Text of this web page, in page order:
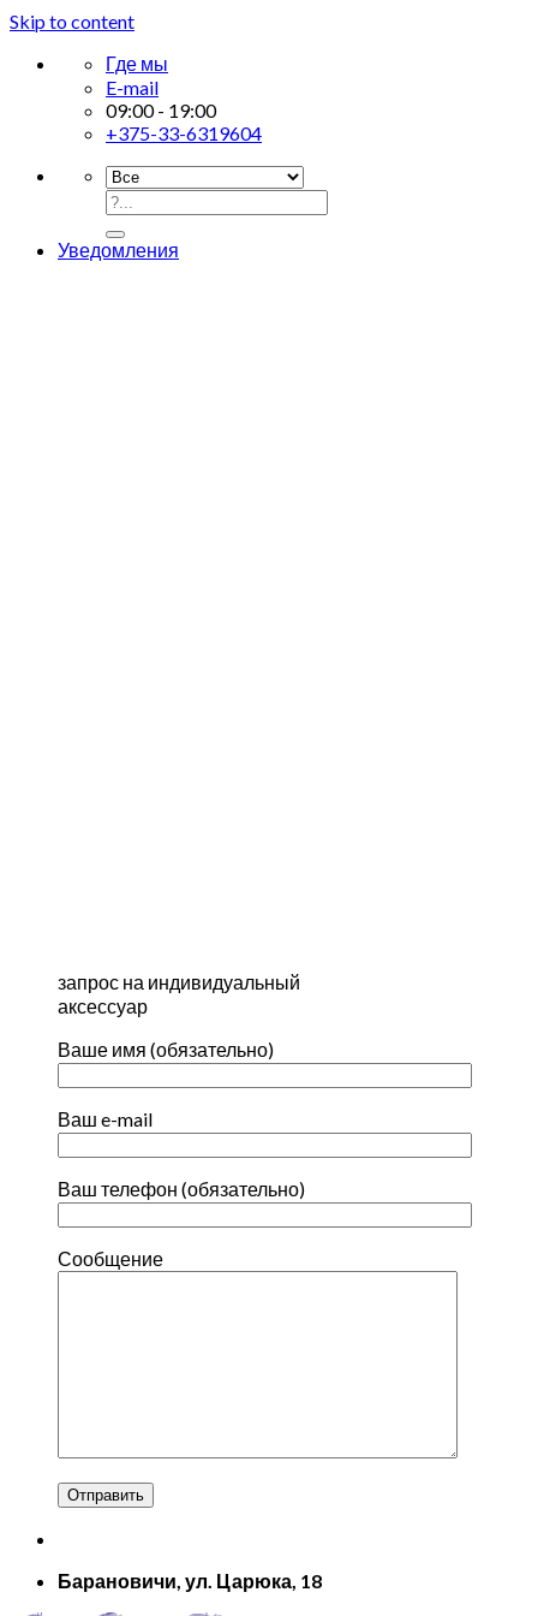
Skip to content
Где мы
E-mail
09:00 - 19:00
+375-33-6319604
Уведомления
запрос на индивидуальный
аксессуар
Ваше имя (обязательно)
Ваш e-mail
Ваш телефон (обязательно)
Сообщение
Барановичи, ул. Царюка, 18